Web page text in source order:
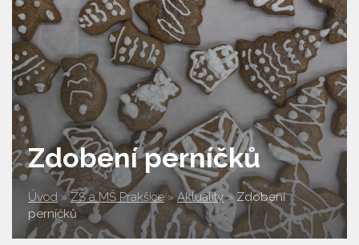
Zdobení perníčků
Úvod » ZŠ a MŠ Prakšice » Aktuality » Zdobení
perníčků